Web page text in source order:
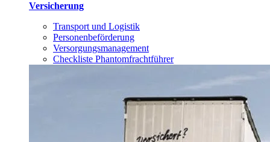
Versicherung
Transport und Logistik
Personenbeförderung
Versorgungsmanagement
Checkliste Phantomfrachtführer